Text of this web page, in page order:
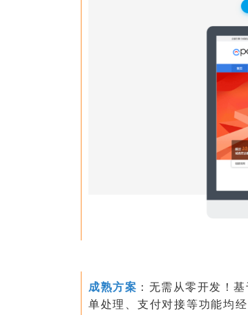
成熟方案 ：无需从零开发！
单处理、支付对接等功能均